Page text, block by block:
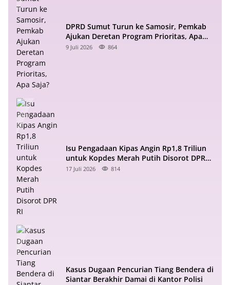
DPRD Sumut Turun ke Samosir, Pemkab
Ajukan Deretan Program Prioritas, Apa
Saja?
9 Juli 2026 864
Isu Pengadaan Kipas Angin Rp1,8 Triliun
untuk Kopdes Merah Putih Disorot DPR
RI
17 Juli 2026 814
Kasus Dugaan Pencurian Tiang Bendera di
Siantar Berakhir Damai di Kantor Polisi